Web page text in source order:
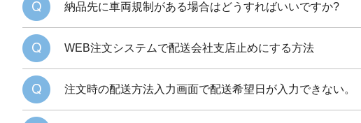
納品先に車両規制がある場合はどうすればいいですか?
WEB注文システムで配送会社支店止めにする方法
注文時の配送方法入力画面で配送希望日が入力できない。